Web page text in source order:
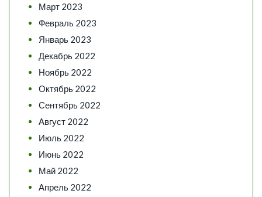
Март 2023
Февраль 2023
Январь 2023
Декабрь 2022
Ноябрь 2022
Октябрь 2022
Сентябрь 2022
Август 2022
Июль 2022
Июнь 2022
Май 2022
Апрель 2022